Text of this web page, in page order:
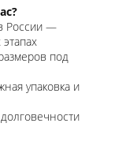
России —
под
упаковка и